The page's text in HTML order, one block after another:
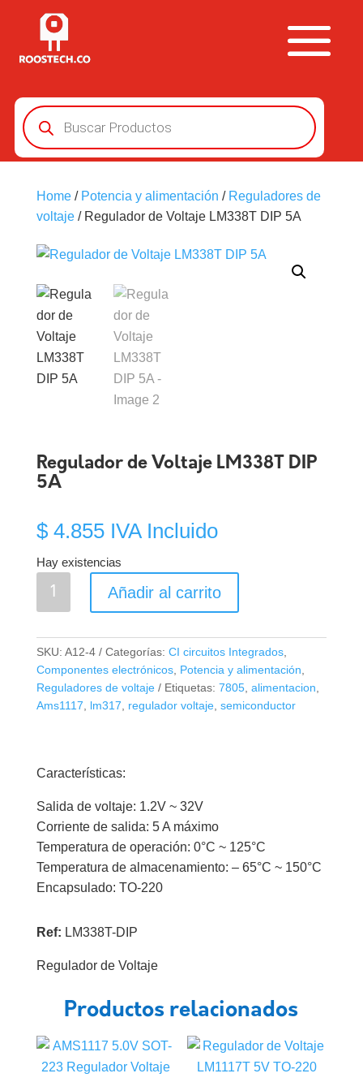
Búsqueda
de
productos
Home/ Potencia y alimentación / Reguladores de
voltaje/ Regulador de Voltaje LM338T DIP 5A
Regulador de Voltaje LM338T DIP
5A
$4.855 IVA Incluido
Hay existencias
Regulador
LM338T
DIP
5A
cantidad
Añadir al carrito
SKU: A12-4 Categorías: CI circuitos Integrados,
Componentes electrónicos, Potencia y alimentación
Reguladores de voltaje
Etiquetas: 7805, alimentacion
Ams1117
lm317 regulador voltaje, semiconductor
Características:
Salida de voltaje: 1.2V ~ 32V
Corriente de salida: 5 A máximo
Temperatura de operación: 0°C ~ 125°C
Temperatura de almacenamiento: – 65°C ~ 150°C
Encapsulado: TO-220
Ref: LM338T-DIP
Regulador de Voltaje
Productos relacionados